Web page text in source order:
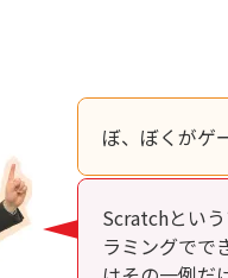
ぼ、ぼくがゲ
Scratchとい
ラミングでで